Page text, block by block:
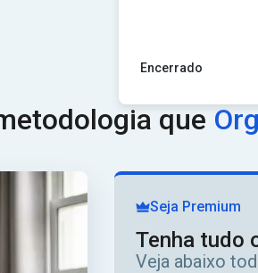
Encerrado
que
Seja Premium
Tenha tudo
Veja abaixo